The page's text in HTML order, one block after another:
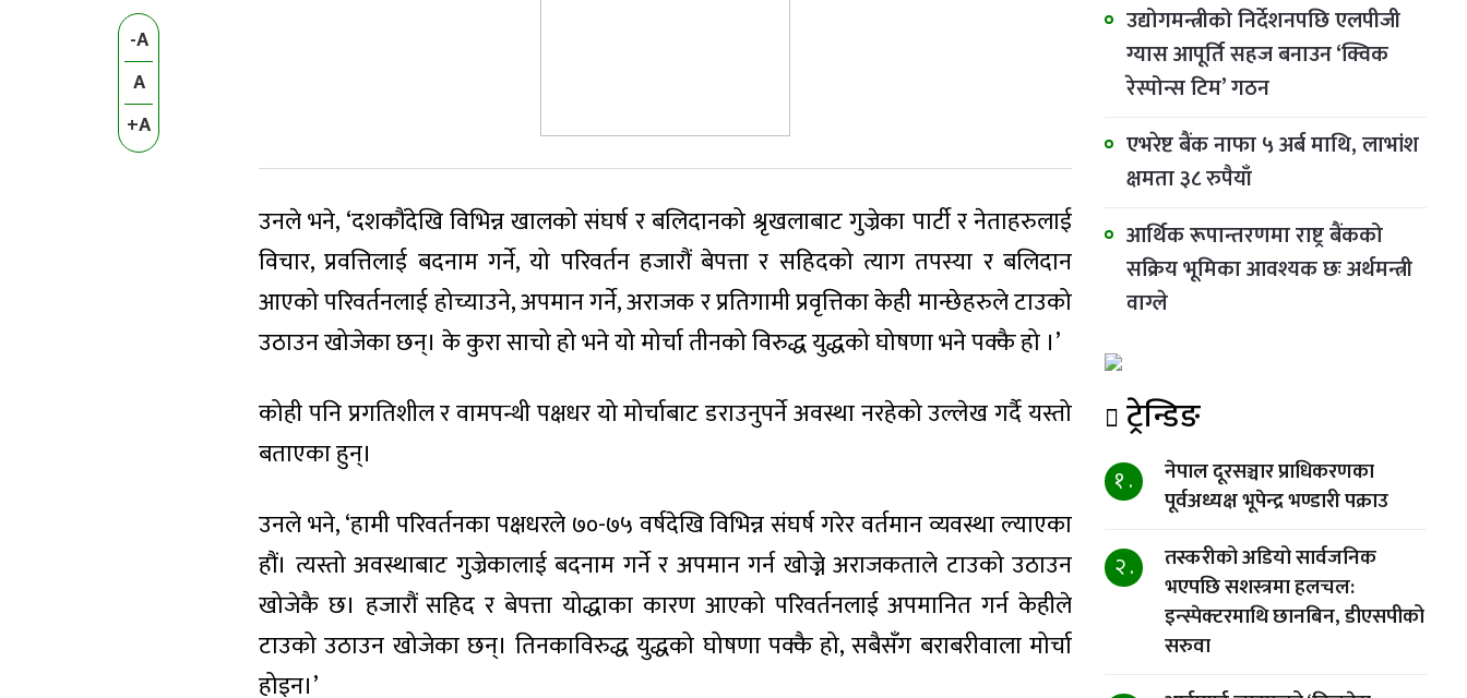
-A
A
+A
उनले भने, ‘दशकौंदेखि विभिन्न खालको संघर्ष र बलिदानको श्रृखलाबाट गुज्रेका पार्टी र नेताहरुलाई
विचार, प्रवत्तिलाई बदनाम गर्ने, यो परिवर्तन हजारौं बेपत्ता र सहिदको त्याग तपस्या र बलिदान
आएको परिवर्तनलाई होच्याउने, अपमान गर्ने, अराजक र प्रतिगामी प्रवृत्तिका केही मान्छेहरुले टाउको
उठाउन खोजेका छन्। के कुरा साचो हो भने यो मोर्चा तीनको विरुद्ध युद्धको घोषणा भने पक्कै हो ।’
कोही पनि प्रगतिशील र वामपन्थी पक्षधर यो मोर्चाबाट डराउनुपर्ने अवस्था नरहेको उल्लेख गर्दै यस्तो
बताएका हुन्।
उनले भने, ‘हामी परिवर्तनका पक्षधरले ७०-७५ वर्षदेखि विभिन्न संघर्ष गरेर वर्तमान व्यवस्था ल्याएका
हौं। त्यस्तो अवस्थाबाट गुज्रेकालाई बदनाम गर्ने र अपमान गर्न खोज्ने अराजकताले टाउको उठाउन
खोजेकै छ। हजारौं सहिद र बेपत्ता योद्धाका कारण आएको परिवर्तनलाई अपमानित गर्न केहीले
टाउको उठाउन खोजेका छन्। तिनकाविरुद्ध युद्धको घोषणा पक्कै हो, सबैसँग बराबरीवाला मोर्चा
होइन।’
उद्योगमन्त्रीको निर्देशनपछि एलपीजी
ग्यास आपूर्ति सहज बनाउन ‘क्विक
रेस्पोन्स टिम’ गठन
एभरेष्ट बैंक नाफा ५ अर्ब माथि, लाभांश
क्षमता ३८ रुपैयाँ
आर्थिक रूपान्तरणमा राष्ट्र बैंकको
सक्रिय भूमिका आवश्यक छः अर्थमन्त्री
वाग्ले
ट्रेन्डिङ
१ .
नेपाल दूरसञ्चार प्राधिकरणका
पूर्वअध्यक्ष भूपेन्द्र भण्डारी पक्राउ
२ .
तस्करीको अडियो सार्वजनिक
भएपछि सशस्त्रमा हलचल:
इन्स्पेक्टरमाथि छानबिन, डीएसपीको
सरुवा